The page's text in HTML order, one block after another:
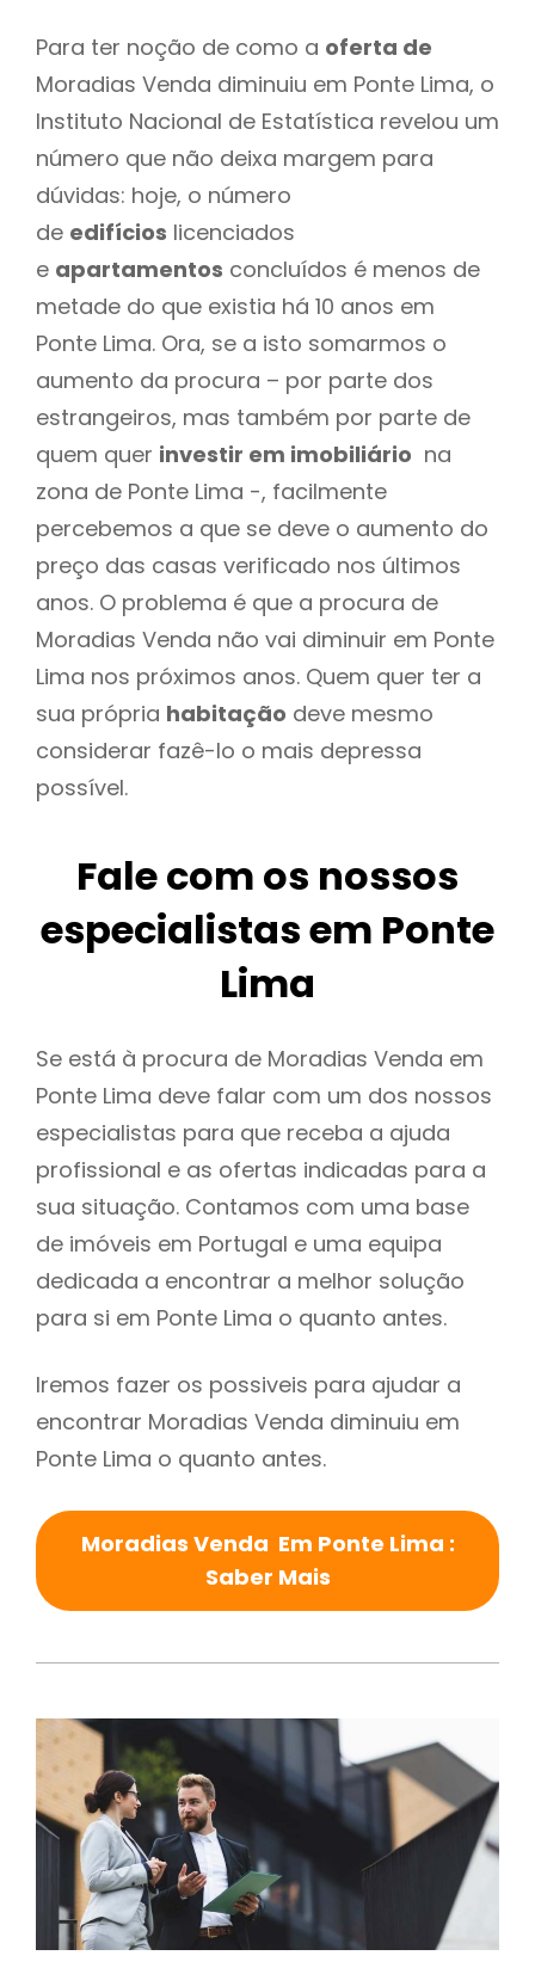
Para ter noção de como a oferta de
Moradias Venda diminuiu em Ponte Lima, o
Instituto Nacional de Estatística revelou um
número que não deixa margem para
dúvidas: hoje, o número
de edifícios licenciados
e apartamentos concluídos é menos de
metade do que existia há 10 anos em
Ponte Lima. Ora, se a isto somarmos o
aumento da procura – por parte dos
estrangeiros, mas também por parte de
quem quer investir em imobiliário na
zona de Ponte Lima -, facilmente
percebemos a que se deve o aumento do
preço das casas verificado nos últimos
anos. O problema é que a procura de
Moradias Venda não vai diminuir em Ponte
Lima nos próximos anos. Quem quer ter a
sua própria habitação deve mesmo
considerar fazê-lo o mais depressa
possível.
Fale com os nossos
especialistas em Ponte
Lima
Se está à procura de Moradias Venda em
Ponte Lima deve falar com um dos nossos
especialistas para que receba a ajuda
profissional e as ofertas indicadas para a
sua situação. Contamos com uma base
de imóveis em Portugal e uma equipa
dedicada a encontrar a melhor solução
para si em Ponte Lima o quanto antes.
Iremos fazer os possiveis para ajudar a
encontrar Moradias Venda diminuiu em
Ponte Lima o quanto antes.
Moradias Venda Em Ponte Lima :
Saber Mais